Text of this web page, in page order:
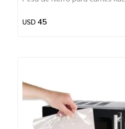
USD 45